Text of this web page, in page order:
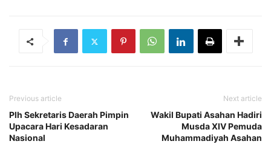
Previous article
Plh Sekretaris Daerah Pimpin
Upacara Hari Kesadaran
Nasional
Next article
Wakil Bupati Asahan Hadiri
Musda XIV Pemuda
Muhammadiyah Asahan